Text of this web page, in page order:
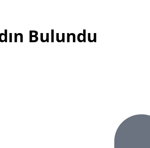
Bulundu